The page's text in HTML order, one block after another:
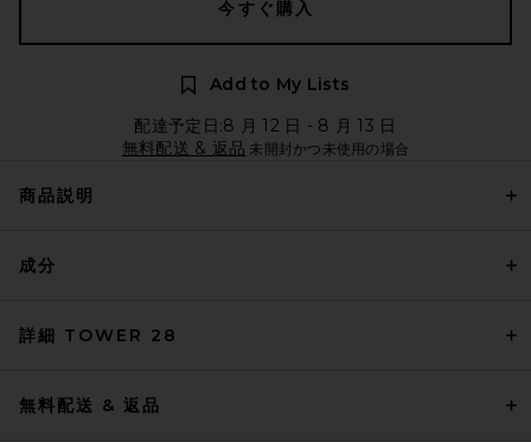
今すぐ購入
Add to My Lists
配達予定日:8 月 12 日 - 8 月 13 日
無料配送 & 返品 未開封かつ未使用の場合
商品説明
成分
詳細 TOWER 28
無料配送 & 返品